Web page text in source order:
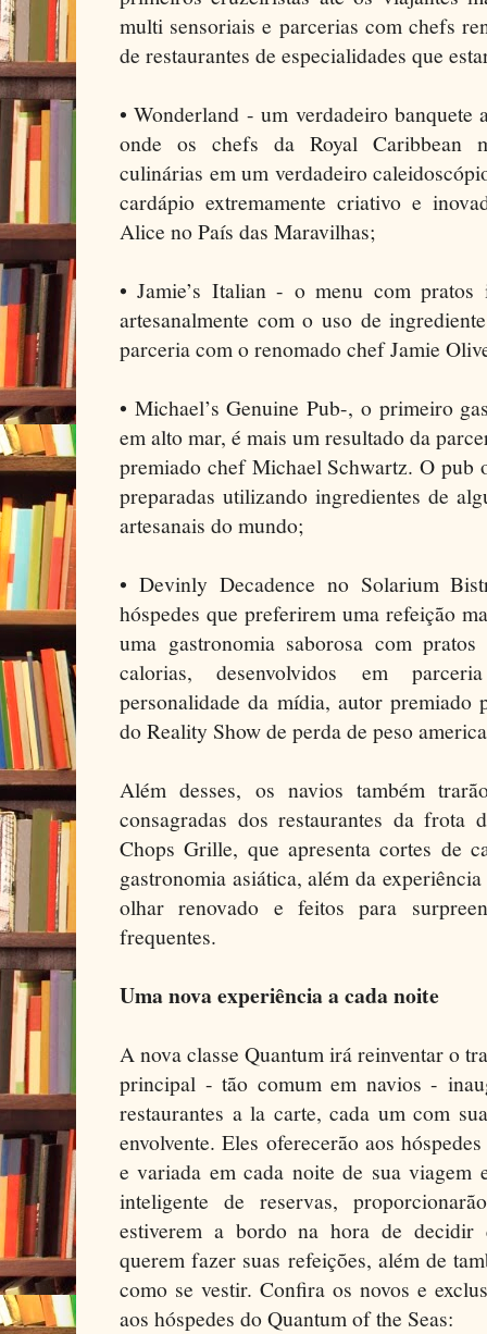
multi sensoriais e parcerias com chefs
de restaurantes de especialidades que
• Wonderland - um verdadeiro banquete
onde os chefs da Royal Caribbean
culinárias em um verdadeiro
cardápio extremamente criativo e
Alice no País das Maravilhas;
• Jamie’s Italian - o menu com pratos
artesanalmente com o uso de
parceria com o renomado chef Jamie
• Michael’s Genuine Pub-, o primeiro
em alto mar, é mais um resultado da
premiado chef Michael Schwartz. O pub
preparadas utilizando ingredientes de
artesanais do mundo;
• Devinly Decadence no Solarium
hóspedes que preferirem uma refeição
uma gastronomia saborosa com
calorias, desenvolvidos em
personalidade da mídia, autor
do Reality Show de perda de peso
Além desses, os navios também
consagradas dos restaurantes da frota
Chops Grille, que apresenta cortes de
gastronomia asiática, além da
olhar renovado e feitos para
frequentes.
Uma nova experiência a cada noite
A nova classe Quantum irá reinventar o
principal - tão comum em navios -
restaurantes a la carte, cada um com
envolvente. Eles oferecerão aos
e variada em cada noite de sua viagem
inteligente de reservas,
estiverem a bordo na hora de decidir
querem fazer suas refeições, além de
como se vestir. Confira os novos e
aos hóspedes do Quantum of the Seas: